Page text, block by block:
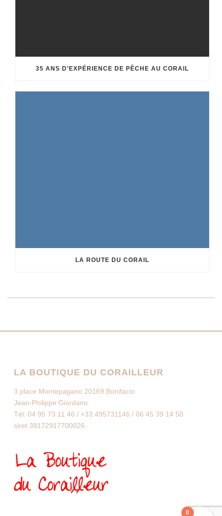
35 ANS D’EXPÉRIENCE DE PÊCHE AU CORAIL
LA ROUTE DU CORAIL
LA BOUTIQUE DU CORAILLEUR
3 place Montepagano 20169 Bonifacio
Jean-Philippe Giordano.
Tél. 04 95 73 11 46 / +33.495731146 / 06 45 39 14 50
siret 38172917700026
0